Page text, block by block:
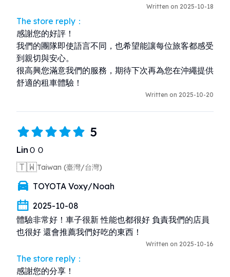
Written on 2025-10-18
The store reply：
感謝您的好評！
我們的團隊即使語言不同，也希望能讓每位旅客都感受
到親切與安心。
很高興您滿意我們的服務，期待下次再為您在沖繩提供
舒適的租車體驗！
Written on 2025-10-20
5
LinＯＯ
🇹🇼Taiwan (臺灣/台灣)
TOYOTA Voxy/Noah
2025-10-08
體驗非常好！車子很新 性能也都很好 負責我們的店員
也很好 還會推薦我們好吃的東西！
Written on 2025-10-16
The store reply：
感謝您的分享！